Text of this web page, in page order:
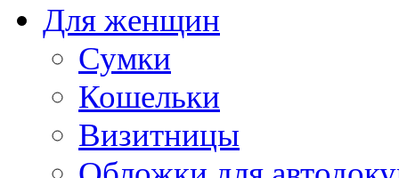
Для женщин
Сумки
Кошельки
Визитницы